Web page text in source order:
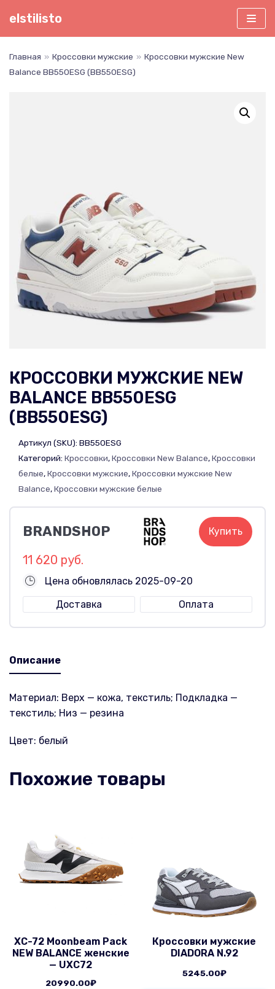
Перейти
elstilisto
Главная » Кроссовки мужские » Кроссовки мужские New
Balance BB550ESG (BB550ESG)
КРОССОВКИ МУЖСКИЕ NEW
BALANCE BB550ESG
(BB550ESG)
Артикул (SKU): BB550ESG
Категорий: Кроссовки,Кроссовки New Balance,Кроссовки
белые,Кроссовки мужские,Кроссовки мужские New
Balance,Кроссовки мужские белые
BRANDSHOP Купить
11 620 руб.
Цена обновлялась 2025-09-20
Доставка
Оплата
Описание
Материал: Верх — кожа, текстиль; Подкладка —
текстиль; Низ — резина
Цвет: белый
Похожие товары
XC-72 Moonbeam Pack
NEW BALANCE женские
— UXC72
20990.00₽
Кроссовки мужские
DIADORA N.92
5245.00₽